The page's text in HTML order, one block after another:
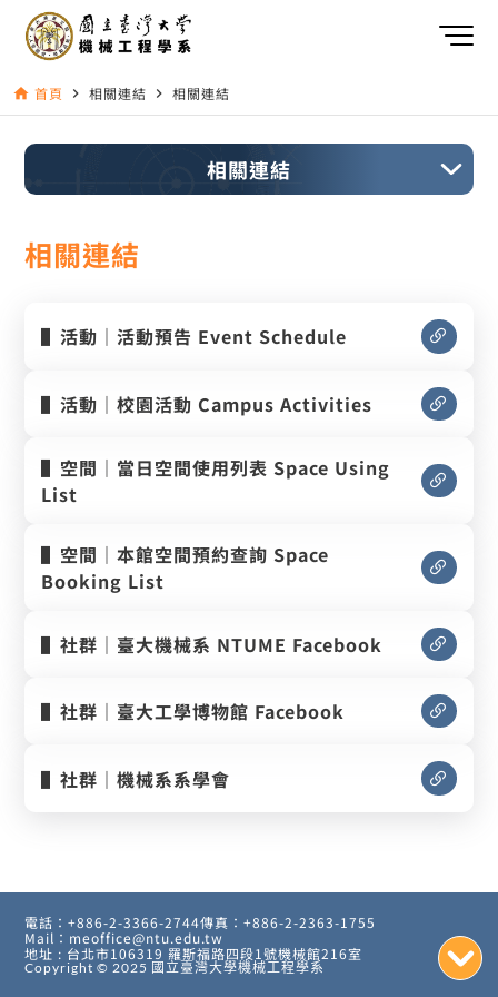
home 首頁 navigate_next 相關連結 navigate_next 相關連結
相關連結
相關連結
▌活動｜活動預告 Event Schedule
▌活動｜校園活動 Campus Activities
▌空間｜當日空間使用列表 Space Using
List
▌空間｜本館空間預約查詢 Space
Booking List
▌社群｜臺大機械系 NTUME Facebook
▌社群｜臺大工學博物館 Facebook
▌社群｜機械系系學會
電話：+886-2-3366-2744傳真：+886-2-2363-1755
Mail：meoffice@ntu.edu.tw
地址 : 台北市106319 羅斯福路四段1號機械館216室
Copyright © 2025 國立臺灣大學機械工程學系